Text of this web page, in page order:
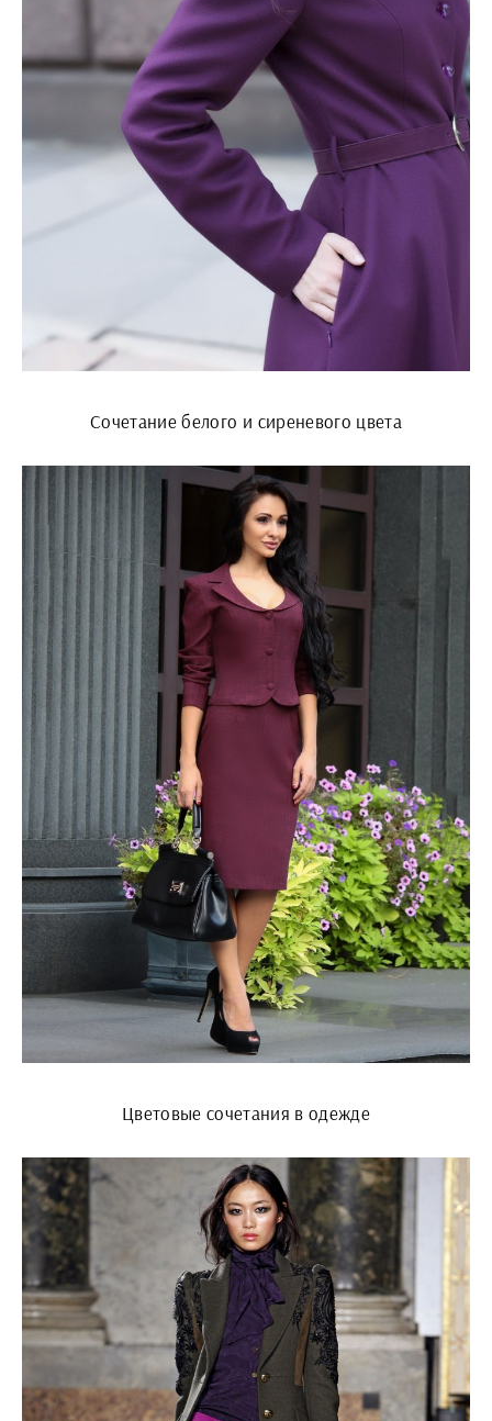
Сочетание белого и сиреневого цвета
Цветовые сочетания в одежде